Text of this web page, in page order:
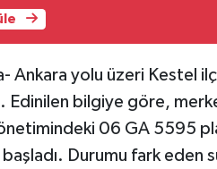
Ankara yolu üzeri Kestel
Edinilen bilgiye göre,
06 GA 5595
Durumu fark eden